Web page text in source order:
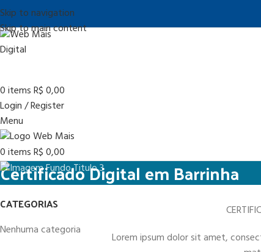
Skip to navigation
Skip to main content
0itemsR$0,00
Login / Register
Menu
0itemsR$0,00
Certificado Digital em Barrinha
CATEGORIAS
Nenhuma categoria
Lorem ipsum dolor sit amet,